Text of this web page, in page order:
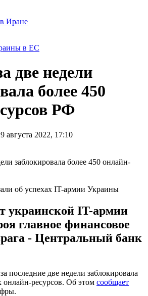
Иране
в ЕС
две недели
более 450
РФ
августа 2022, 17:10
об успехах IT-армии Украины
украинской IT-армии
главное финансовое
- Центральный банк
последние две недели заблокировала
онлайн-ресурсов. Об этом сообщает